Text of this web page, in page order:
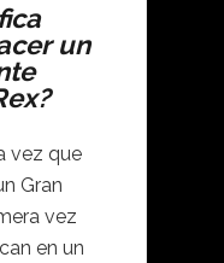
un
vez que
Gran
vez
en un